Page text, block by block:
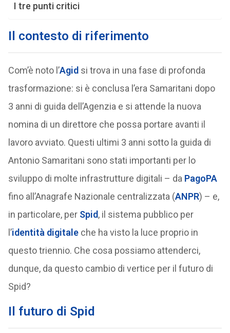
I tre punti critici
Il contesto di riferimento
Com’è noto l’Agid si trova in una fase di profonda
trasformazione: si è conclusa l’era Samaritani dopo
3 anni di guida dell’Agenzia e si attende la nuova
nomina di un direttore che possa portare avanti il
lavoro avviato. Questi ultimi 3 anni sotto la guida di
Antonio Samaritani sono stati importanti per lo
sviluppo di molte infrastrutture digitali – da PagoPA
fino all’Anagrafe Nazionale centralizzata (ANPR) – e,
in particolare, per Spid, il sistema pubblico per
l’identità digitaleche ha visto la luce proprio in
questo triennio. Che cosa possiamo attenderci,
dunque, da questo cambio di vertice per il futuro di
Spid?
Il futuro di Spid